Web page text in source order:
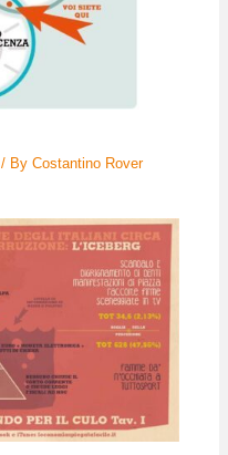
/ ByCostantino Rover